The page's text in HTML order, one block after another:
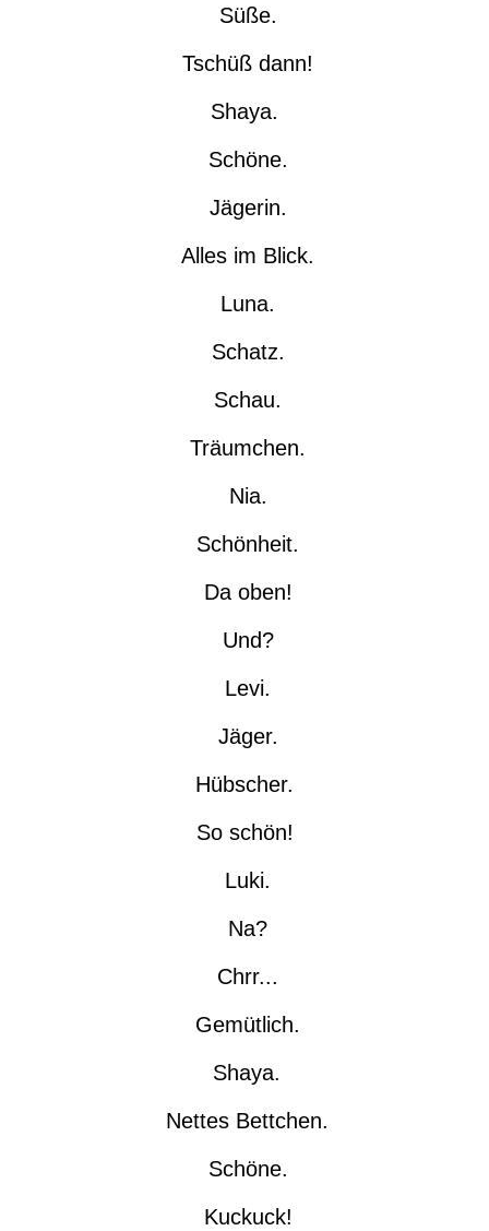
Süße.
Tschüß dann!
Shaya.
Schöne.
Jägerin.
Alles im Blick.
Luna.
Schatz.
Schau.
Träumchen.
Nia.
Schönheit.
Da oben!
Und?
Levi.
Jäger.
Hübscher.
So schön!
Luki.
Na?
Chrr...
Gemütlich.
Shaya.
Nettes Bettchen.
Schöne.
Kuckuck!